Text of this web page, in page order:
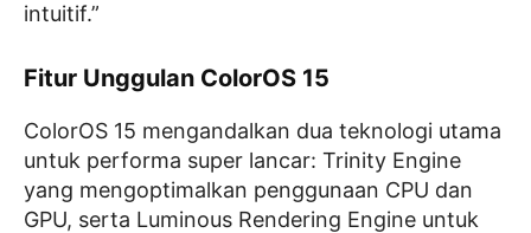
intuitif.”
Fitur Unggulan ColorOS 15
ColorOS 15 mengandalkan dua teknologi utama
untuk performa super lancar: Trinity Engine
yang mengoptimalkan penggunaan CPU dan
GPU, serta Luminous Rendering Engine untuk